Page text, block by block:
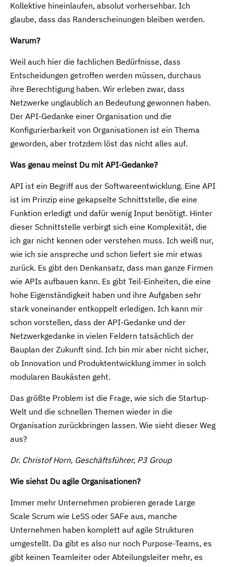
Kollektive hineinlaufen, absolut vorhersehbar. Ich
glaube, dass das Randerscheinungen bleiben werden.
Warum?
Weil auch hier die fachlichen Bedürfnisse, dass
Entscheidungen getroffen werden müssen, durchaus
ihre Berechtigung haben. Wir erleben zwar, dass
Netzwerke unglaublich an Bedeutung gewonnen haben.
Der API-Gedanke einer Organisation und die
Konfigurierbarkeit von Organisationen ist ein Thema
geworden, aber trotzdem löst das nicht alles auf.
Was genau meinst Du mit API-Gedanke?
API ist ein Begriff aus der Softwareentwicklung. Eine API
ist im Prinzip eine gekapselte Schnittstelle, die eine
Funktion erledigt und dafür wenig Input benötigt. Hinter
dieser Schnittstelle verbirgt sich eine Komplexität, die
ich gar nicht kennen oder verstehen muss. Ich weiß nur,
wie ich sie anspreche und schon liefert sie mir etwas
zurück. Es gibt den Denkansatz, dass man ganze Firmen
wie APIs aufbauen kann. Es gibt Teil-Einheiten, die eine
hohe Eigenständigkeit haben und ihre Aufgaben sehr
stark voneinander entkoppelt erledigen. Ich kann mir
schon vorstellen, dass der API-Gedanke und der
Netzwerkgedanke in vielen Feldern tatsächlich der
Bauplan der Zukunft sind. Ich bin mir aber nicht sicher,
ob Innovation und Produktentwicklung immer in solch
modularen Baukästen geht.
Das größte Problem ist die Frage, wie sich die Startup-
Welt und die schnellen Themen wieder in die
Organisation zurückbringen lassen. Wie sieht dieser Weg
aus?
Dr. Christof Horn, Geschäftsführer, P3 Group
Wie siehst Du agile Organisationen?
Immer mehr Unternehmen probieren gerade Large
Scale Scrum wie LeSS oder SAFe aus, manche
Unternehmen haben komplett auf agile Strukturen
umgestellt. Da gibt es also nur noch Purpose-Teams, es
gibt keinen Teamleiter oder Abteilungsleiter mehr, es